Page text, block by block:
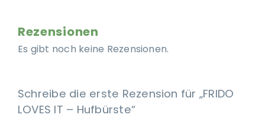
Rezensionen
Es gibt noch keine Rezensionen.
Schreibe die erste Rezension für „FRIDO
LOVES IT – Hufbürste“